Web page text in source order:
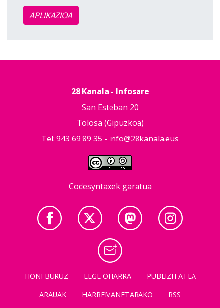
APLIKAZIOA
28 Kanala - Infosare
San Esteban 20
Tolosa (Gipuzkoa)
Tel: 943 69 89 35 - info@28kanala.eus
Codesyntaxek garatua
HONI BURUZ LEGE OHARRA
PUBLIZITATEA
ARAUAK
HARREMANETARAKO RSS